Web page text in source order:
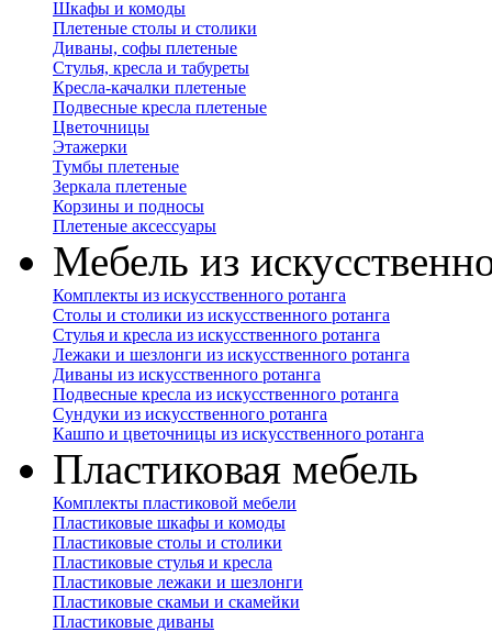
Шкафы и комоды
Плетеные столы и столики
Диваны, софы плетеные
Стулья, кресла и табуреты
Кресла-качалки плетеные
Подвесные кресла плетеные
Цветочницы
Этажерки
Тумбы плетеные
Зеркала плетеные
Корзины и подносы
Плетеные аксессуары
Мебель из
Комплекты из искусственного ротанга
Столы и столики из искусственного ротанга
Стулья и кресла из искусственного ротанга
Лежаки и шезлонги из искусственного ротанга
Диваны из искусственного ротанга
Подвесные кресла из искусственного ротанга
Сундуки из искусственного ротанга
Кашпо и цветочницы из искусственного ротанга
Пластиковая мебель
Комплекты пластиковой мебели
Пластиковые шкафы и комоды
Пластиковые столы и столики
Пластиковые стулья и кресла
Пластиковые лежаки и шезлонги
Пластиковые скамьи и скамейки
Пластиковые диваны